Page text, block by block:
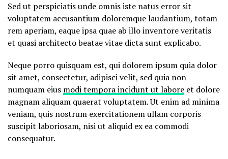
Sed ut perspiciatis unde omnis iste natus error sit
voluptatem accusantium doloremque laudantium, totam
rem aperiam, eaque ipsa quae ab illo inventore veritatis
et quasi architecto beatae vitae dicta sunt explicabo.
Neque porro quisquam est, qui dolorem ipsum quia dolor
sit amet, consectetur, adipisci velit, sed quia non
numquam eius modi tempora incidunt ut labore et dolore
magnam aliquam quaerat voluptatem. Ut enim ad minima
veniam, quis nostrum exercitationem ullam corporis
suscipit laboriosam, nisi ut aliquid ex ea commodi
consequatur.